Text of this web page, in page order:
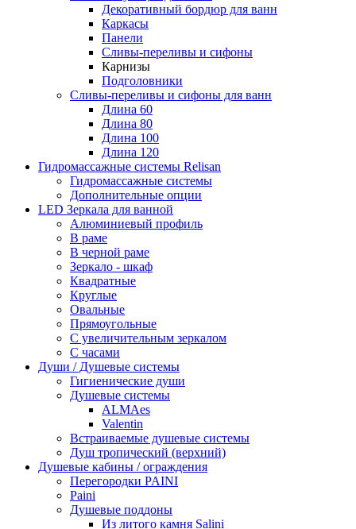
Декоративный бордюр для ванн
Каркасы
Панели
Сливы-переливы и сифоны
Карнизы
Подголовники
Сливы-переливы и сифоны для ванн
Длина 60
Длина 80
Длина 100
Длина 120
Гидромассажные системы Relisan
Гидромассажные системы
Дополнительные опции
LED Зеркала для ванной
Алюминиевый профиль
В раме
В черной раме
Зеркало - шкаф
Квадратные
Круглые
Овальные
Прямоугольные
С увеличительным зеркалом
С часами
Души / Душевые системы
Гигиенические души
Душевые системы
ALMAes
Valentin
Встраиваемые душевые системы
Душ тропический (верхний)
Душевые кабины / ограждения
Перегородки PAINI
Paini
Душевые поддоны
Из литого камня Salini